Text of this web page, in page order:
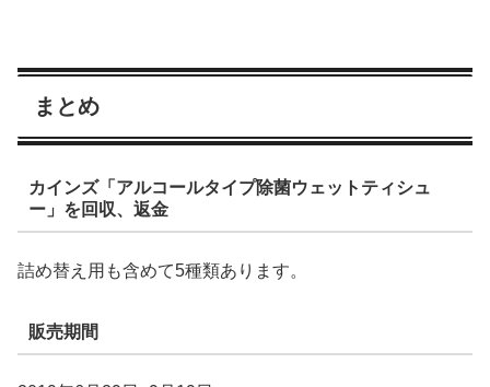
まとめ
カインズ「アルコールタイプ除菌ウェットティシュ
ー」を回収、返金
詰め替え用も含めて5種類あります。
販売期間